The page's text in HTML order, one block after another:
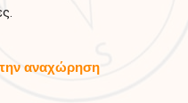
την αναχώρηση